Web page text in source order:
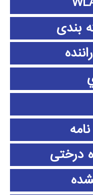
بندی
درختی